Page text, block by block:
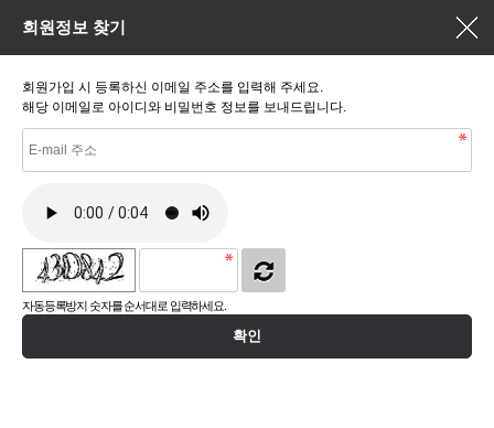
회원정보 찾기
회원가입 시 등록하신 이메일 주소를 입력해 주세요.
해당 이메일로 아이디와 비밀번호 정보를 보내드립니다.
자동등록방지 숫자를 순서대로 입력하세요.
확인